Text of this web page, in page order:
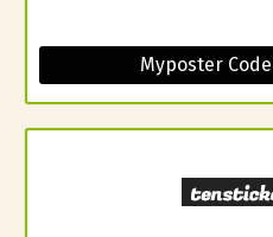
Myposter